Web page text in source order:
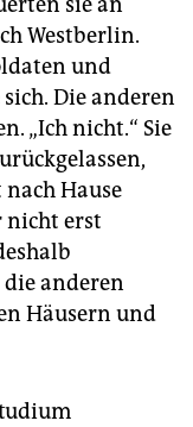
Westberlin.
und
Die anderen
„Ich nicht.“ Sie
Hause
nicht erst
anderen
­Häusern und